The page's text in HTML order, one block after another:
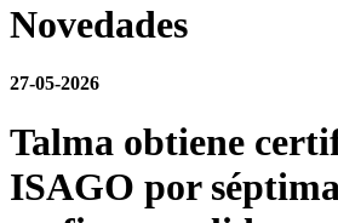
Novedades
27-05-2026
Talma obtiene
ISAGO por